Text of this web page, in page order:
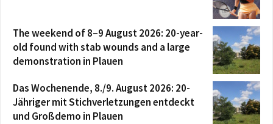
The weekend of 8–9 August 2026: 20-year-
old found with stab wounds and a large
demonstration in Plauen
Das Wochenende, 8./9. August 2026: 20-
Jähriger mit Stichverletzungen entdeckt
und Großdemo in Plauen